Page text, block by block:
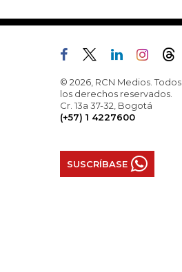
© 2026, RCN Medios. Todos
los derechos reservados.
Cr. 13a 37-32, Bogotá
(+57) 1 4227600
SUSCRÍBASE